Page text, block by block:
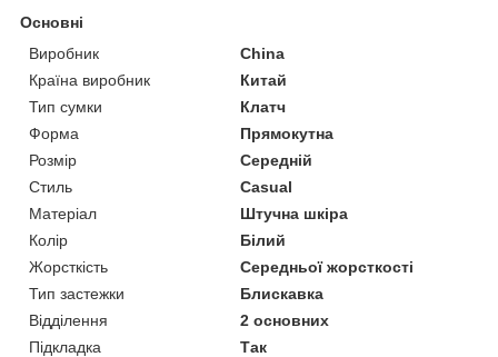
Основні
Виробник
China
Країна виробник
Китай
Тип сумки
Клатч
Форма
Прямокутна
Розмір
Середній
Стиль
Casual
Матеріал
Штучна шкіра
Колір
Білий
Жорсткість
Середньої жорсткості
Тип застежки
Блискавка
Відділення
2 основних
Підкладка
Так